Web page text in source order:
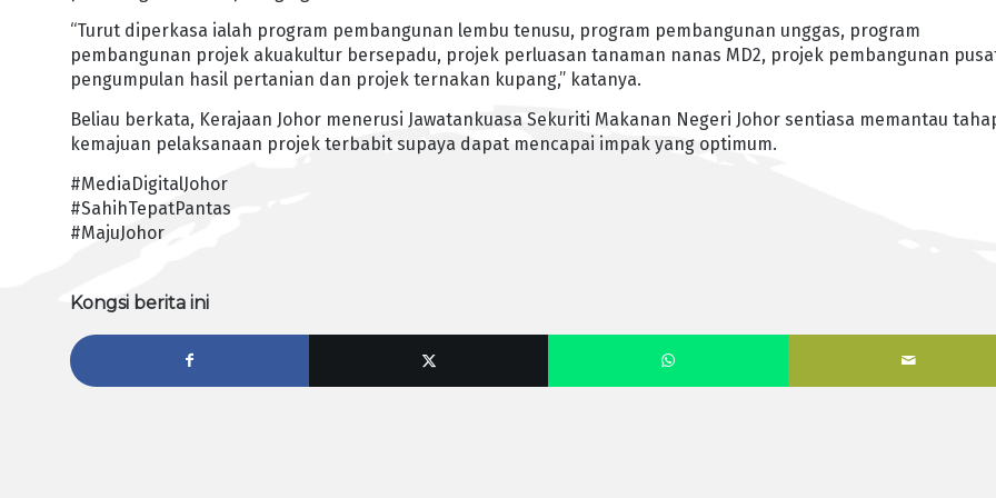
“Turut diperkasa ialah program pembangunan lembu tenusu, program pembangunan unggas, program
pembangunan projek akuakultur bersepadu, projek perluasan tanaman nanas MD2, projek pembangunan
pengumpulan hasil pertanian dan projek ternakan kupang,” katanya.
Beliau berkata, Kerajaan Johor menerusi Jawatankuasa Sekuriti Makanan Negeri Johor sentiasa memantau
kemajuan pelaksanaan projek terbabit supaya dapat mencapai impak yang optimum.
#MediaDigitalJohor
#SahihTepatPantas
#MajuJohor
Kongsi berita ini